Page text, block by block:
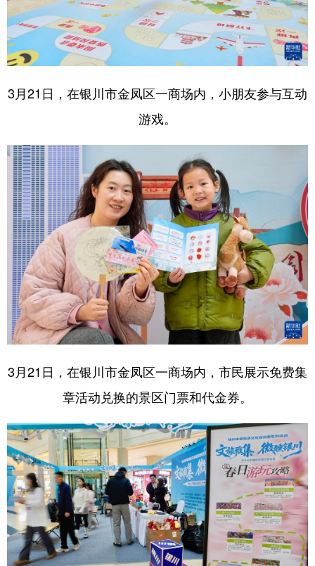
3月21日，在银川市金凤区一商场内，小朋友参与互动
游戏。
3月21日，在银川市金凤区一商场内，市民展示免费集
章活动兑换的景区门票和代金券。